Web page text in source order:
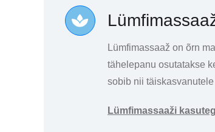
Lümfimassaaž on õrn
tähelepanu osutatakse
sobib nii
Lümfimassaaži